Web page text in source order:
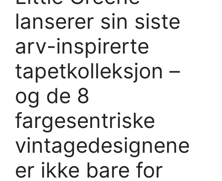
lanserer sin siste
arv-inspirerte
tapetkolleksjon –
og de 8
fargesentriske
vintagedesignene
er ikke bare for